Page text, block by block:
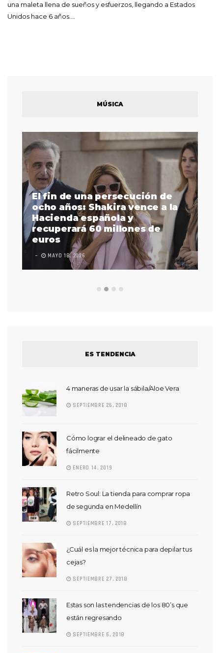
una maleta llena de sueños y esfuerzos, llegando a Estados
Unidos hace 6 años.…
MÚSICA
El fin de una persecución de
ocho años: Shakira vence a la
Hacienda española y
recuperará 60 millones de
euros
MAYO 18, 2026
ES TENDENCIA
4 maneras de usar la sábila/Aloe Vera
SEPTIEMBRE 26, 2018
Cómo lograr el delineado de gato
fácilmente
ENERO 14, 2019
Retro Soul: La tienda para comprar ropa
de segunda en Medellín
SEPTIEMBRE 17, 2018
¿Cuál es la mejor técnica para depilar tus
cejas?
SEPTIEMBRE 27, 2018
Estas son las tendencias de los 80’s que
están regresando
SEPTIEMBRE 6, 2018